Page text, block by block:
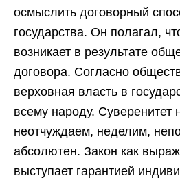
осмыслить договорный
государства. Он полагал,
возникает в результате
договора. Согласно
верховная власть в
всему народу. Суверенитет
неотчуждаем, неделим,
абсолютен. Закон как
выступает гарантией